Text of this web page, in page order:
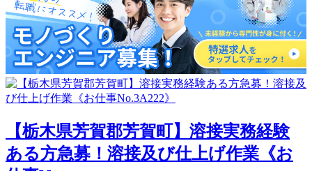
【栃木県芳賀郡芳賀町】溶接実務経験
ある方急募！溶接及び仕上げ作業《お